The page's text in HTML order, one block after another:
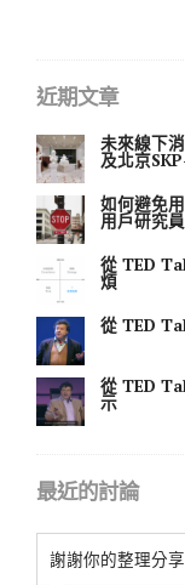
近期文章
未來線下
及北京
如何避免
用戶研究
從 TED
煩
從 TED
從 TED
示
最近的討論
謝謝你的整理分享